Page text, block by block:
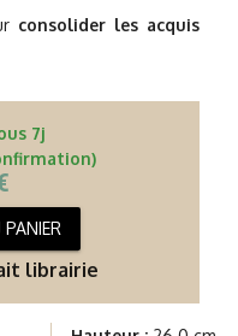
consolider les acquis
7j
librairie